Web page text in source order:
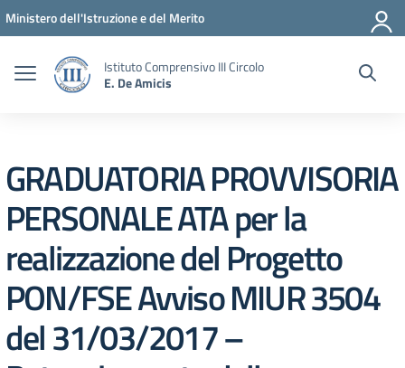
Vai ai contenuti
Vai al menu di navigazione
Vai al footer
Ministero dell'Istruzione e del Merito
Istituto Comprensivo III Circolo
E. De Amicis
GRADUATORIA PROVVISORIA
PERSONALE ATA per la
realizzazione del Progetto
PON/FSE Avviso MIUR 3504
del 31/03/2017 –